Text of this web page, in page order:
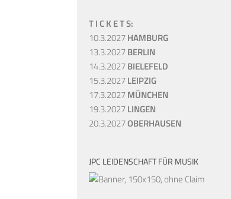
T I C K E T S:
10.3.2027HAMBURG
13.3.2027BERLIN
14.3.2027BIELEFELD
15.3.2027LEIPZIG
17.3.2027MÜNCHEN
19.3.2027LINGEN
20.3.2027OBERHAUSEN
JPC LEIDENSCHAFT FÜR MUSIK